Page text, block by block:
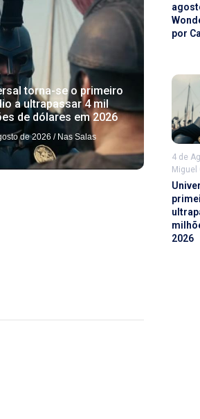
torna-se o primeiro
a ultrapassar 4 mil
de dólares em 2026
de 2026 / Nas Salas
por
4 de
Miguel
2026